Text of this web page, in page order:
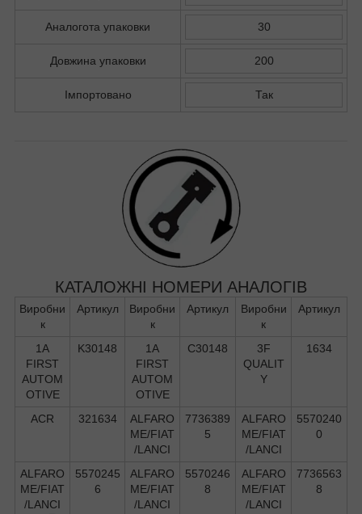
Аналогота упаковки 30
Довжина упаковки 200
Імпортовано Так
КАТАЛОЖНІ НОМЕРИ АНАЛОГІВ
Виробни
к
Артикул
Виробни
к
Артикул
Виробни
к
Артикул
1A
FIRST
AUTOM
OTIVE
K30148
1A
FIRST
AUTOM
OTIVE
C30148
3F
QUALIT
Y
1634
ACR 321634
ALFARO
ME/FIAT
/LANCI
7736389
5
ALFARO
ME/FIAT
/LANCI
5570240
0
ALFARO
ME/FIAT
/LANCI
5570245
6
ALFARO
ME/FIAT
/LANCI
5570246
8
ALFARO
ME/FIAT
/LANCI
7736563
8